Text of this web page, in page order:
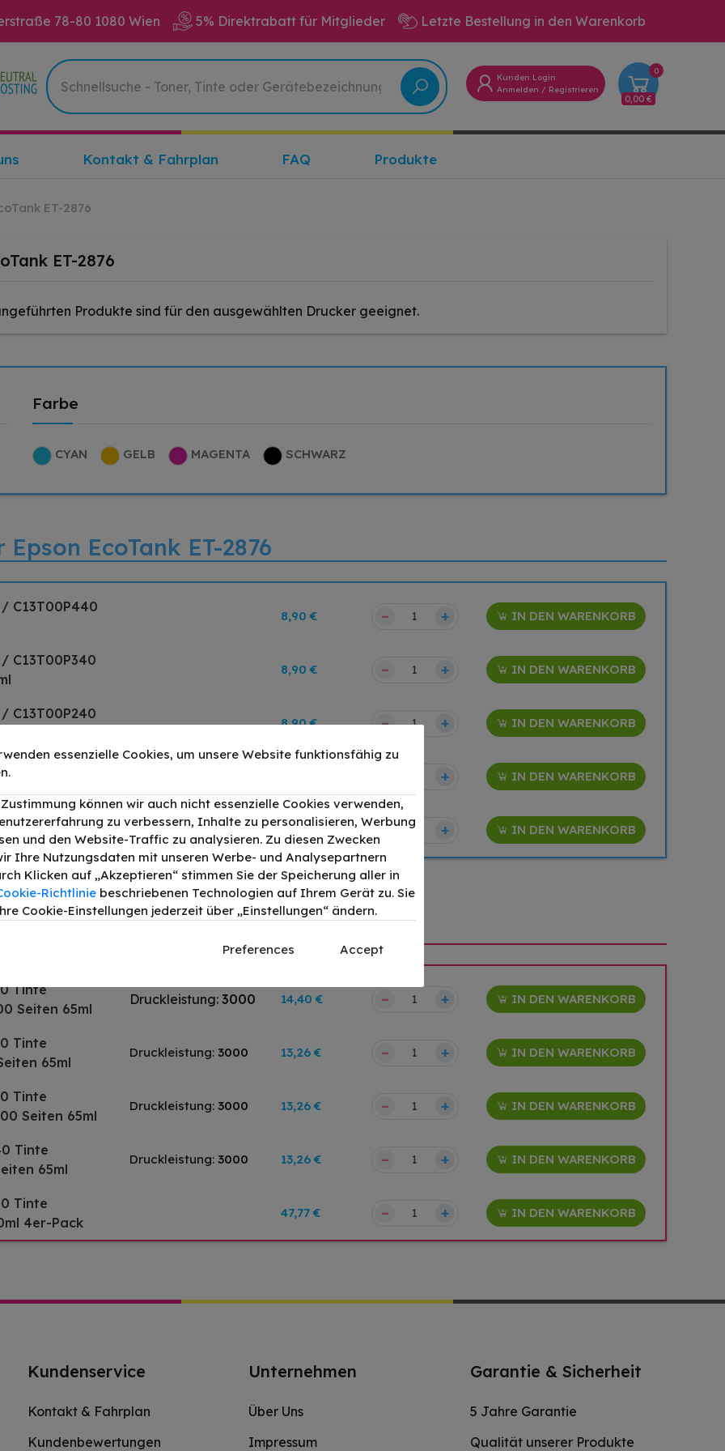
78-80 1080 Wien 5% Direktrabatt für Mitglieder Letzte Bestellung in den Warenkorb
Kunden Login
Anmelden / Registrieren
0
0,00 €
Kontakt & Fahrplan FAQ Produkte
ET-2876
ET-2876
Produkte sind für den ausgewählten Drucker geeignet.
Farbe
CYAN GELB MAGENTA SCHWARZ
EcoTank ET-2876
C13T00P440
8,90 € – + IN DEN WARENKORB
C13T00P340
8,90 € – + IN DEN WARENKORB
C13T00P240
8,90 € – + IN DEN WARENKORB
+ IN DEN WARENKORB
C13T00P640
340ml
26,90 € – + IN DEN WARENKORB
EcoTank ET-2876
Tinte
Seiten 65ml
Druckleistung:3000 14,40 € – + IN DEN WARENKORB
Tinte
65ml
Druckleistung:3000 13,26 € – + IN DEN WARENKORB
Tinte
Seiten 65ml
Druckleistung:3000 13,26 € – + IN DEN WARENKORB
Tinte
65ml
Druckleistung:3000 13,26 € – + IN DEN WARENKORB
Tinte
4er-Pack
47,77 € – + IN DEN WARENKORB
Kundenservice
Kontakt & Fahrplan
Kundenbewertungen
Unternehmen
Über Uns
Impressum
Garantie & Sicherheit
5 Jahre Garantie
Qualität unserer Produkte
essenzielle Cookies, um unsere Website funktionsfähig zu
können wir auch nicht essenzielle Cookies verwenden,
zu verbessern, Inhalte zu personalisieren, Werbung
und den Website-Traffic zu analysieren. Zu diesen Zwecken
Ihre Nutzungsdaten mit unseren Werbe- und Analysepartnern
Klicken auf „Akzeptieren“ stimmen Sie der Speicherung aller in
Richtlinie beschriebenen Technologien auf Ihrem Gerät zu. Sie
Cookie-Einstellungen jederzeit über „Einstellungen“ ändern.
Preferences Accept